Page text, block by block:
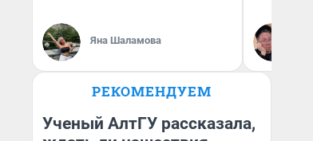
Яна Шаламова
РЕКОМЕНДУЕМ
Ученый АлтГУ рассказала,